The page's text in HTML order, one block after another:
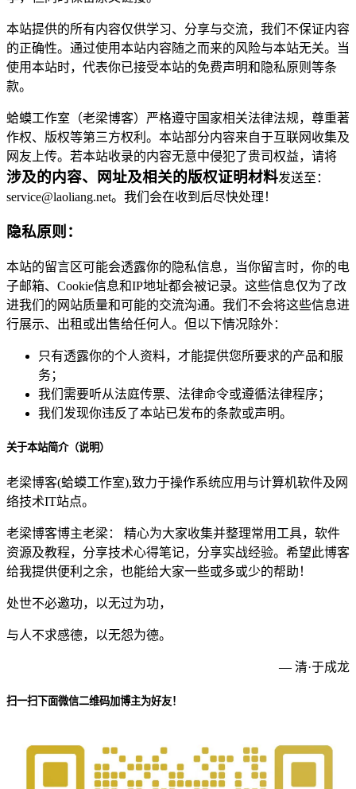
本站提供的所有内容仅供学习、分享与交流，我们不保证内容
的正确性。通过使用本站内容随之而来的风险与本站无关。当
使用本站时，代表你已接受本站的免费声明和隐私原则等条
款。
蛤蟆工作室（老梁博客）严格遵守国家相关法律法规，尊重著
作权、版权等第三方权利。本站部分内容来自于互联网收集及
网友上传。若本站收录的内容无意中侵犯了贵司权益，请将
涉及的内容、网址及相关的版权证明材料发送至：
service@laoliang.net。我们会在收到后尽快处理！
隐私原则：
本站的留言区可能会透露你的隐私信息，当你留言时，你的电
子邮箱、Cookie信息和IP地址都会被记录。这些信息仅为了改
进我们的网站质量和可能的交流沟通。我们不会将这些信息进
行展示、出租或出售给任何人。但以下情况除外：
只有透露你的个人资料，才能提供您所要求的产品和服
务；
我们需要听从法庭传票、法律命令或遵循法律程序；
我们发现你违反了本站已发布的条款或声明。
关于本站简介（说明）
老梁博客(蛤蟆工作室),致力于操作系统应用与计算机软件及网
络技术IT站点。
老梁博客博主老梁： 精心为大家收集并整理常用工具，软件
资源及教程，分享技术心得笔记，分享实战经验。希望此博客
给我提供便利之余，也能给大家一些或多或少的帮助！
处世不必邀功，以无过为功，
与人不求感德，以无怨为德。
— 清·于成龙
扫一扫下面微信二维码加博主为好友！